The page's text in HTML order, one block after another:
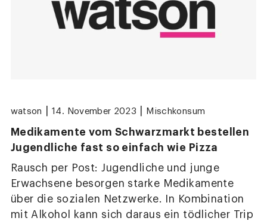
watson 14. November 2023 Mischkonsum
Medikamente vom Schwarzmarkt bestellen
Jugendliche fast so einfach wie Pizza
Rausch per Post: Jugendliche und junge
Erwachsene besorgen starke Medikamente
über die sozialen Netzwerke. In Kombination
mit Alkohol kann sich daraus ein tödlicher Trip